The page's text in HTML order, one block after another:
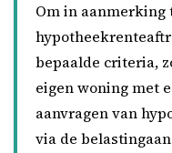
Om in aanmerking
bepaalde criteria,
eigen woning met
aanvragen van
via de